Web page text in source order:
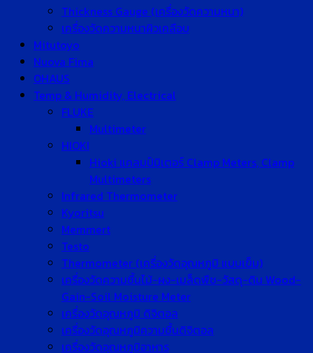
Thickness Gauge (เครื่องวัดความหนา)
เครื่องวัดความหนาผิวเคลือบ
Mitutoyo
Nuova Fima
OHAUS
Temp & Humidity, Electrical
FLUKE
Multimeter
HIOKI
Hioki แคลมป์มิเตอร์ Clamp Meters, Clamp
Multimeters
Infrared Thermometer
Kyoritsu
Memmert
Testo
Thermometer (เครื่องวัดอุณหภูมิ แบบเข็ม)
เครื่องวัดความชื้นไม้-ผง-เมล็ดพืช-วัสดุ-ดิน Wood-
Gain-Soil Moisture Meter
เครื่องวัดอุณหภูมิ ดิจิตอล
เครื่องวัดอุณหภูมิความชื้นดิจิตอล
เครื่องวัดอุณหภูมิอาหาร